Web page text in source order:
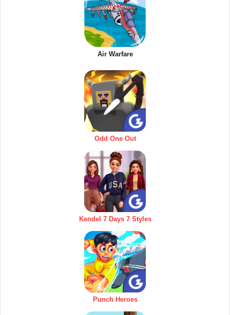
Air Warfare
Odd One Out
Kendel 7 Days 7 Styles
Punch Heroes